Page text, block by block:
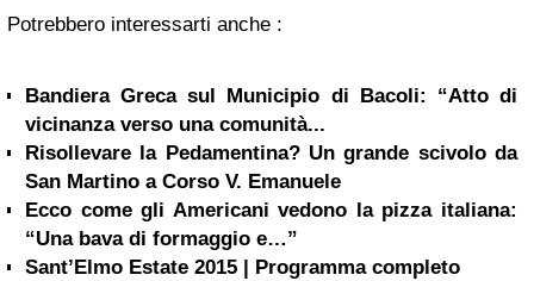
Potrebbero interessarti anche :
Bandiera Greca sul Municipio di Bacoli: “Atto di
vicinanza verso una comunità...
Risollevare la Pedamentina? Un grande scivolo da
San Martino a Corso V. Emanuele
Ecco come gli Americani vedono la pizza italiana:
“Una bava di formaggio e…”
Sant’Elmo Estate 2015 | Programma completo